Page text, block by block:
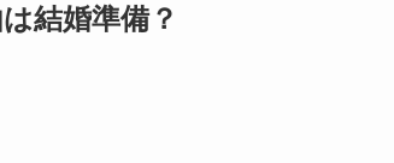
結婚準備？